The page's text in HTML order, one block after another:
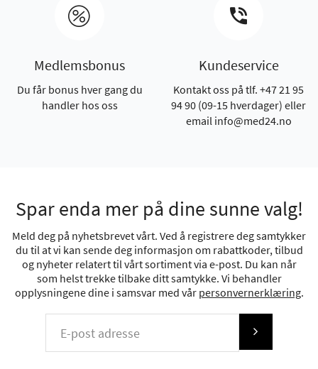
Medlemsbonus
Du får bonus hver gang du
handler hos oss
Kundeservice
Kontakt oss på tlf. +47 21 95
94 90 (09-15 hverdager) eller
email info@med24.no
Spar enda mer på dine sunne valg!
Meld deg på nyhetsbrevet vårt. Ved å registrere deg samtykker
du til at vi kan sende deg informasjon om rabattkoder, tilbud
og nyheter relatert til vårt sortiment via e-post. Du kan når
som helst trekke tilbake ditt samtykke. Vi behandler
opplysningene dine i samsvar med vår personvernerklæring.